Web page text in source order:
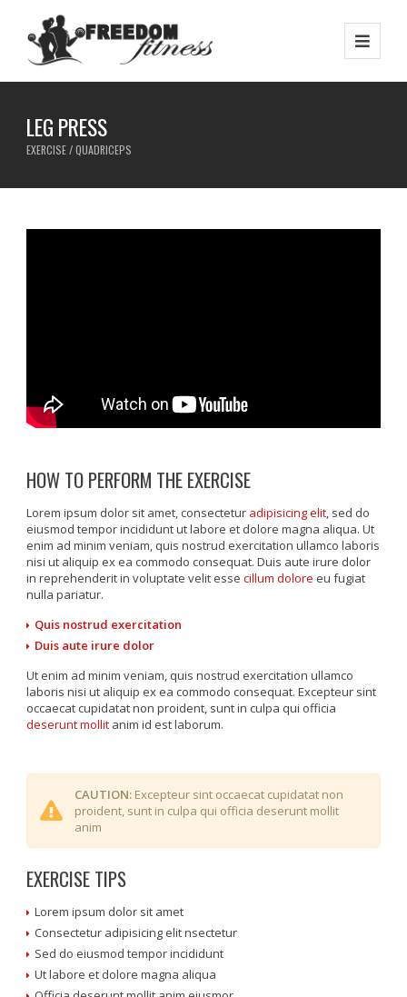
LEG PRESS
EXERCISE / QUADRICEPS
HOW TO PERFORM THE EXERCISE
Lorem ipsum dolor sit amet, consectetur adipisicing elit, sed do
eiusmod tempor incididunt ut labore et dolore magna aliqua. Ut
enim ad minim veniam, quis nostrud exercitation ullamco laboris
nisi ut aliquip ex ea commodo consequat. Duis aute irure dolor
in reprehenderit in voluptate velit essecillum dolore eu fugiat
nulla pariatur.
Quis nostrud exercitation
Duis aute irure dolor
Ut enim ad minim veniam, quis nostrud exercitation ullamco
laboris nisi ut aliquip ex ea commodo consequat. Excepteur sint
occaecat cupidatat non proident, sunt in culpa qui officia
deserunt mollit anim id est laborum.
CAUTION: Excepteur sint occaecat cupidatat non
proident, sunt in culpa qui officia deserunt mollit
anim
EXERCISE TIPS
Lorem ipsum dolor sit amet
Consectetur adipisicing elit nsectetur
Sed do eiusmod tempor incididunt
Ut labore et dolore magna aliqua